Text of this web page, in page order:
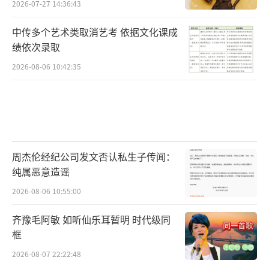
2026-07-27 14:36:43
中传多个艺术类取消艺考 依据文化课成
绩依次录取
2026-08-06 10:42:35
周杰伦经纪公司发文否认私生子传闻：
纯属恶意造谣
2026-08-06 10:55:00
齐豫毛阿敏 如听仙乐耳暂明 时代级同
框
2026-08-07 22:22:48